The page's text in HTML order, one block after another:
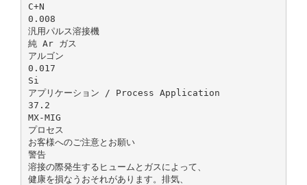
C+N
0.008
汎用パルス溶接機
純 Ar ガス
アルゴン
0.017
Si
アプリケーション / Process Application
37.2
MX-MIG
プロセス
お客様へのご注意とお願い
警告
溶接の際発生するヒュームとガスによって、
健康を損なうおそれがあります。排気、